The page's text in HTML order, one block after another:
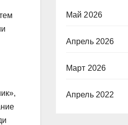
Май 2026
Апрель 2026
Март 2026
Апрель 2022